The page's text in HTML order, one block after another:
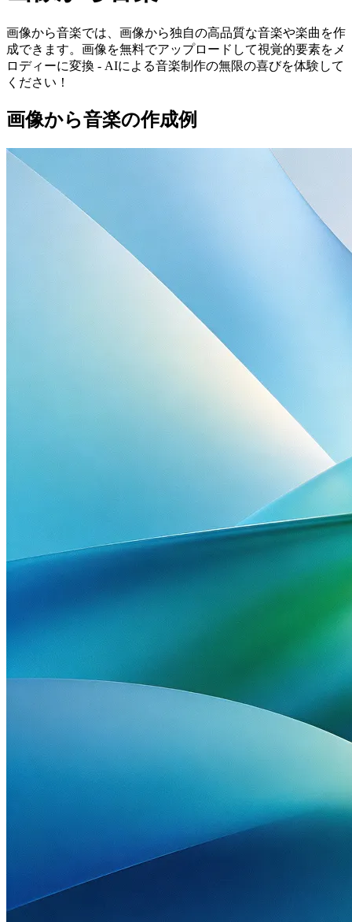
画像から音楽では、画像から独自の高品質な音楽や楽曲を作
成できます。画像を無料でアップロードして視覚的要素をメ
ロディーに変換 - AIによる音楽制作の無限の喜びを体験して
ください！
画像から音楽の作成例